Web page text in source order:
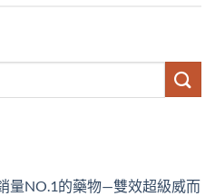
量NO.1的藥物—雙效超級威而